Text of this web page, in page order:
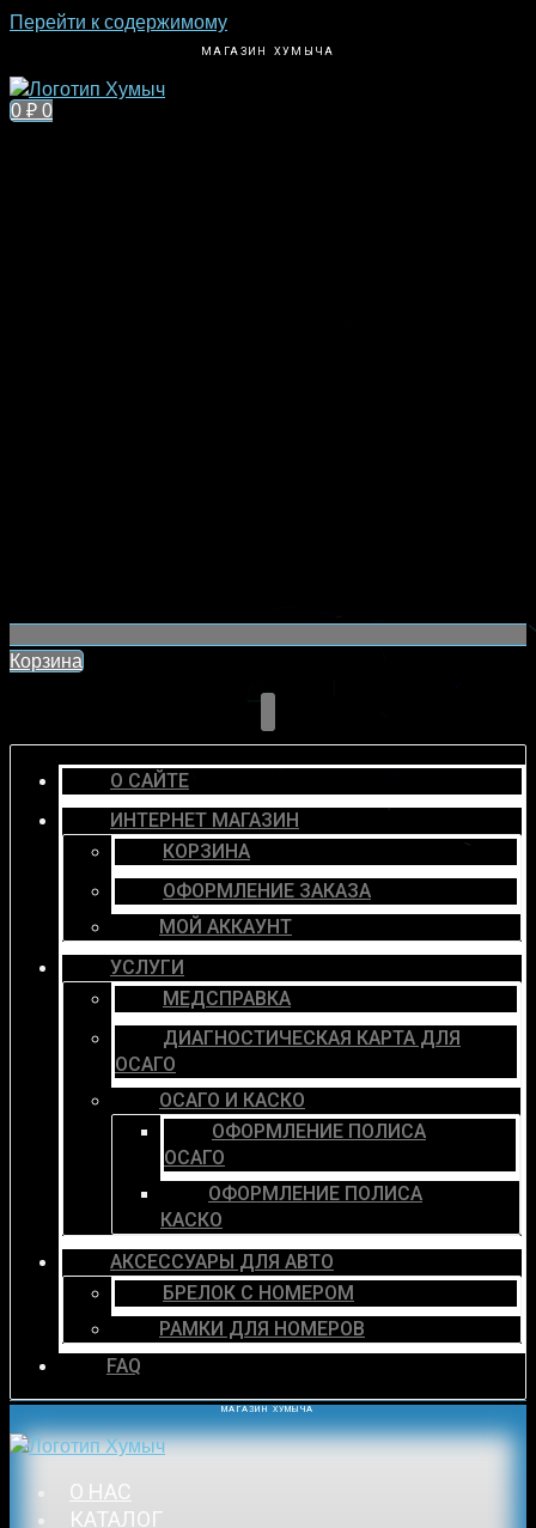
Перейти к содержимому
МАГАЗИН ХУМЫЧА
0 ₽ 0
Корзина
О САЙТЕ
ИНТЕРНЕТ МАГАЗИН
КОРЗИНА
ОФОРМЛЕНИЕ ЗАКАЗА
МОЙ АККАУНТ
УСЛУГИ
МЕДСПРАВКА
ДИАГНОСТИЧЕСКАЯ КАРТА ДЛЯ
ОСАГО
ОСАГО И КАСКО
ОФОРМЛЕНИЕ ПОЛИСА
ОСАГО
ОФОРМЛЕНИЕ ПОЛИСА
КАСКО
АКСЕССУАРЫ ДЛЯ АВТО
БРЕЛОК С НОМЕРОМ
РАМКИ ДЛЯ НОМЕРОВ
FAQ
МАГАЗИН ХУМЫЧА
О НАС
КАТАЛОГ